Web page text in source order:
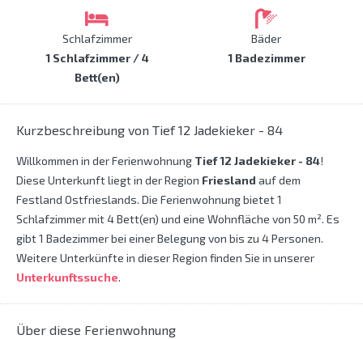
Schlafzimmer
1 Schlafzimmer / 4
Bett(en)
Bäder
1 Badezimmer
Kurzbeschreibung von Tief 12 Jadekieker - 84
Willkommen in der Ferienwohnung Tief 12 Jadekieker - 84!
Diese Unterkunft liegt in der Region Friesland auf dem
Festland Ostfrieslands. Die Ferienwohnung bietet 1
Schlafzimmer mit 4 Bett(en) und eine Wohnfläche von 50 m². Es
gibt 1 Badezimmer bei einer Belegung von bis zu 4 Personen.
Weitere Unterkünfte in dieser Region finden Sie in unserer
Unterkunftssuche.
Über diese Ferienwohnung